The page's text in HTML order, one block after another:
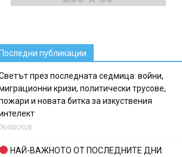
публикации
през последната седмица: войни,
кризи, политически трусове,
и новата битка за изкуствения
08/2026
НАЙ-ВАЖНОТО ОТ ПОСЛЕДНИТЕ ДНИ: